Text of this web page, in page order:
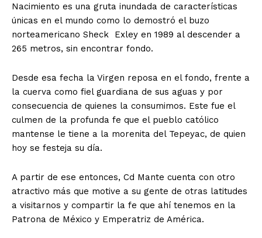
Nacimiento es una gruta inundada de características
únicas en el mundo como lo demostró el buzo
norteamericano Sheck Exley en 1989 al descender a
265 metros, sin encontrar fondo.
Desde esa fecha la Virgen reposa en el fondo, frente a
la cuerva como fiel guardiana de sus aguas y por
consecuencia de quienes la consumimos. Este fue el
culmen de la profunda fe que el pueblo católico
mantense le tiene a la morenita del Tepeyac, de quien
hoy se festeja su día.
A partir de ese entonces, Cd Mante cuenta con otro
atractivo más que motive a su gente de otras latitudes
a visitarnos y compartir la fe que ahí tenemos en la
Patrona de México y Emperatriz de América.